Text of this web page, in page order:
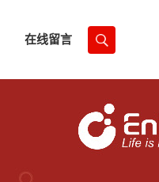
在线留言